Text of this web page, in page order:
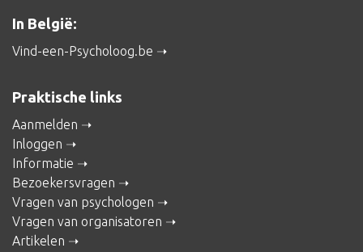
In België:
Vind-een-Psycholoog.be
Praktische links
Aanmelden
Inloggen
Informatie
Bezoekersvragen
Vragen van psychologen
Vragen van organisatoren
Artikelen